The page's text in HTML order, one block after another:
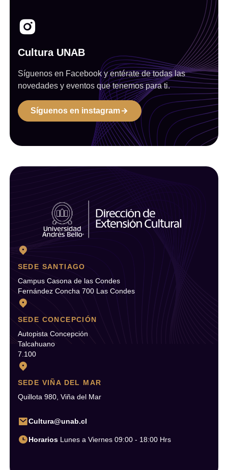
Cultura UNAB
Síguenos en Facebook y entérate de todas las
novedades y eventos que tenemos para ti.
Síguenos en instagram
SEDE SANTIAGO
Campus Casona de las Condes
Fernández Concha 700 Las Condes
SEDE CONCEPCIÓN
Autopista Concepción
Talcahuano
7.100
SEDE VIÑA DEL MAR
Quillota 980, Viña del Mar
Cultura@unab.cl
Horarios Lunes a Viernes 09:00 - 18:00 Hrs